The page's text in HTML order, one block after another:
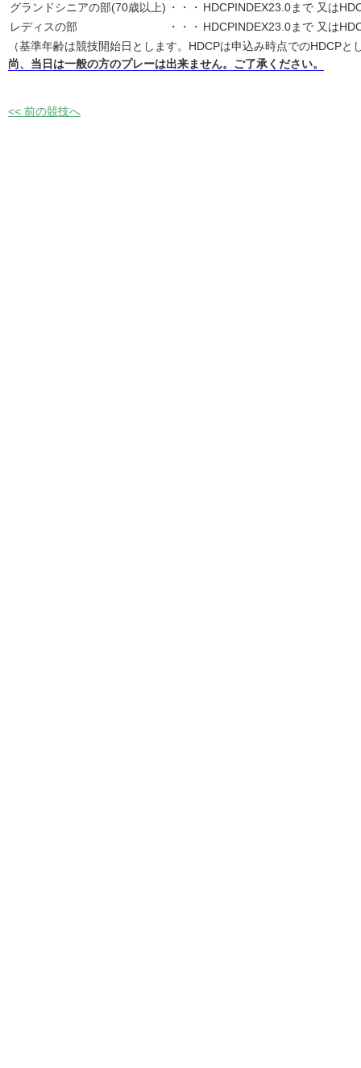
グランドシニアの部(70歳以上) ・・・ HDCPINDEX23.0まで 又は
レディスの部
・・・ HDCPINDEX23.0まで 又は
（基準年齢は競技開始日とします。HDCPは申込み時点でのHDCPと
尚、当日は一般の方のプレーは出来ません。ご了承ください。
<< 前の競技へ